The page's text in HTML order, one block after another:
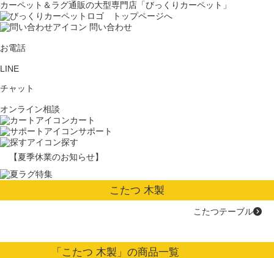
カーペット＆ラグ通販の大型専門店「びっくりカーペット」
問い合わせ
お電話
LINE
チャット
オンライン相談
カート
サポート
探す
【夏季休業のお知らせ】
こたつ 木製
こたつテーブル
「こたつ 木製」の商品一覧